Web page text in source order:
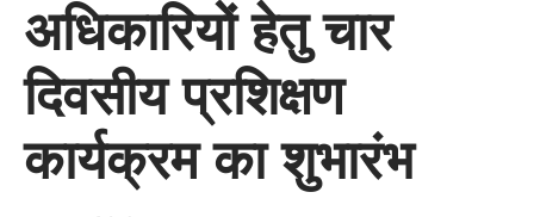
अधिकारियों हेतु चार
दिवसीय प्रशिक्षण
कार्यक्रम का शुभारंभ